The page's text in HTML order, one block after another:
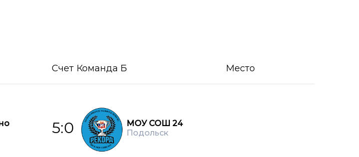
Счет Команда Б Место
5:0
МОУ СОШ 24
Подольск